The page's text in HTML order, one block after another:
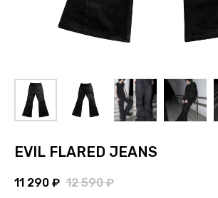
EVIL FLARED JEANS
11 290 ₽ 12 590 ₽